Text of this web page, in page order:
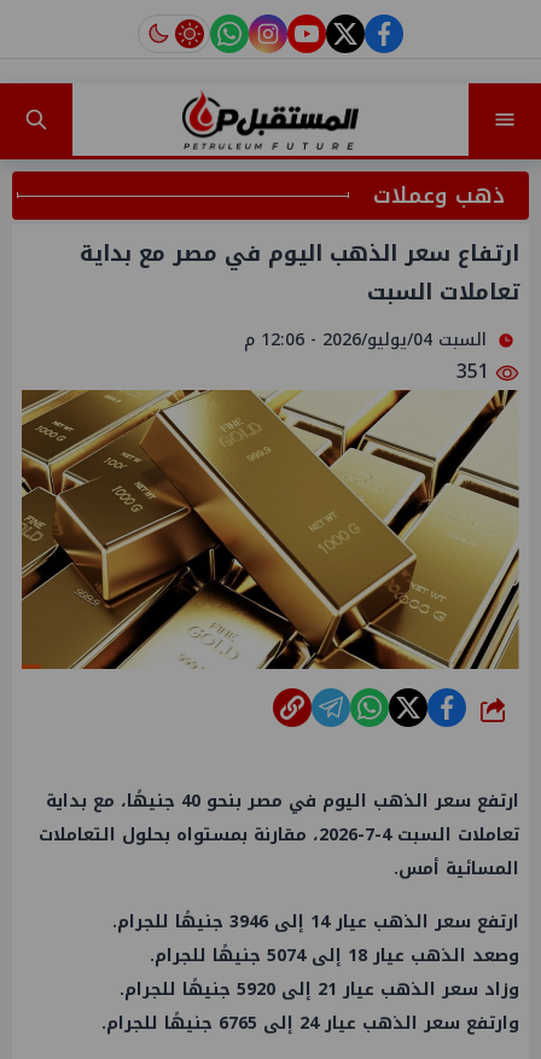
facebook
twitter
youtube
instagram
tiktok
ذهب وعملات
ارتفاع سعر الذهب اليوم في مصر مع بداية
تعاملات السبت
السبت 04/يوليو/2026 - 12:06 م
شارك
ارتفع سعر الذهب اليوم في مصر بنحو 40 جنيهًا، مع بداية
تعاملات السبت 4-7-2026، مقارنة بمستواه بحلول التعاملات
المسائية أمس.
ارتفع سعر الذهب عيار 14 إلى 3946 جنيهًا للجرام.
وصعد الذهب عيار 18 إلى 5074 جنيهًا للجرام.
وزاد سعر الذهب عيار 21 إلى 5920 جنيهًا للجرام.
وارتفع سعر الذهب عيار 24 إلى 6765 جنيهًا للجرام.